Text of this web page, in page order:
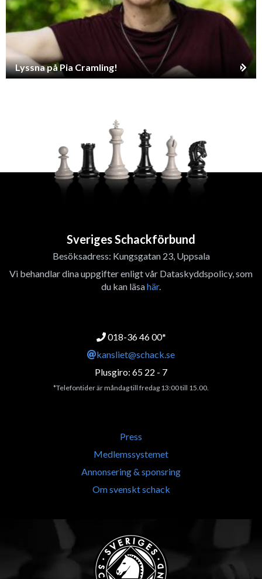
Lyssna på Pia Cramling!
Sveriges Schackförbund
Besöksadress: Kungsgatan 23, Uppsala
Vi behandlar dina uppgifter enligt vår Dataskyddspolicy, som
du kan läsahär.
018-36 46 00*
kansliet@schack.se
Plusgiro: 65 22 - 7
*Telefontider är måndag till fredag 13:00 till 15.00.
Press
Medlemssystemet
Annonsering & sponsring
Om svenskt schack